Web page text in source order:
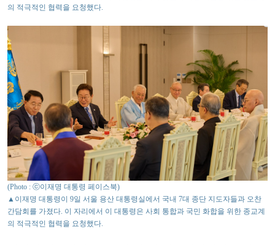
의 적극적인 협력을 요청했다.
(Photo : ⓒ이재명 대통령 페이스북)
▲이재명 대통령이 9일 서울 용산 대통령실에서 국내 7대 종단 지도자들과 오찬
간담회를 가졌다. 이 자리에서 이 대통령은 사회 통합과 국민 화합을 위한 종교계
의 적극적인 협력을 요청했다.